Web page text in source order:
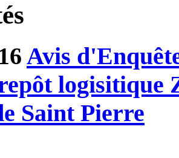
Avis
logisitique
Saint Pierre